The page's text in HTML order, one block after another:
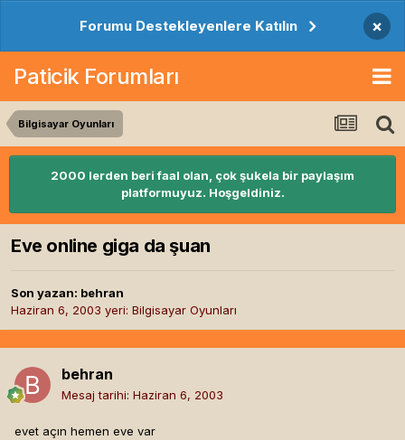
Forumu Destekleyenlere Katılın ×
Paticik Forumları
Bilgisayar Oyunları
2000 lerden beri faal olan, çok şukela bir paylaşım
platformuyuz. Hoşgeldiniz.
Eve online giga da şuan
Son yazan: behran
Haziran 6, 2003 yeri: Bilgisayar Oyunları
behran
Mesaj tarihi: Haziran 6, 2003
evet açın hemen eve var